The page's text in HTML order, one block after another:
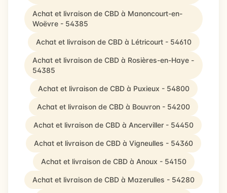
Achat et livraison de CBD à Manoncourt-en-
Woëvre - 54385
Achat et livraison de CBD à Létricourt - 54610
Achat et livraison de CBD à Rosières-en-Haye -
54385
Achat et livraison de CBD à Puxieux - 54800
Achat et livraison de CBD à Bouvron - 54200
Achat et livraison de CBD à Ancerviller - 54450
Achat et livraison de CBD à Vigneulles - 54360
Achat et livraison de CBD à Anoux - 54150
Achat et livraison de CBD à Mazerulles - 54280